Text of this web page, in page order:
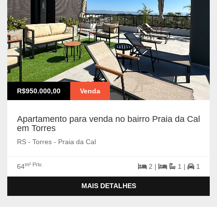
R$950.000,00 Venda
Apartamento para venda no bairro Praia da Cal
em Torres
RS - Torres - Praia da Cal
64m² Priv. 2 | 1 | 1
MAIS DETALHES